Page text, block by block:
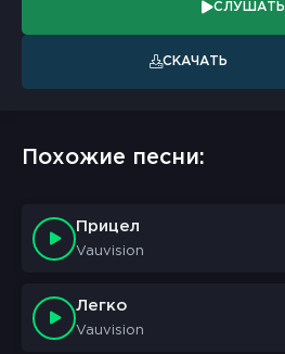
СЛУШАТЬ
СКАЧАТЬ
Похожие песни:
Прицел
Vauvision
Легко
Vauvision